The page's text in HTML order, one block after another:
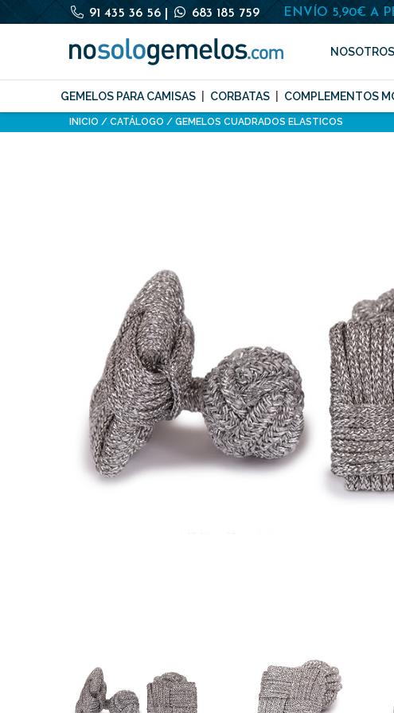
91 435 36 56 683 185 759 ENVÍO 5,90€ A
NOSOTROS
GEMELOS PARA CAMISAS CORBATAS COMPLEMENTOS
INICIO CATÁLOGO GEMELOS CUADRADOS ELASTICOS